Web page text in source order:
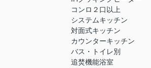
コンロ２口以上
システムキッチン
対面式キッチン
カウンターキッチン
バス・トイレ別
追焚機能浴室